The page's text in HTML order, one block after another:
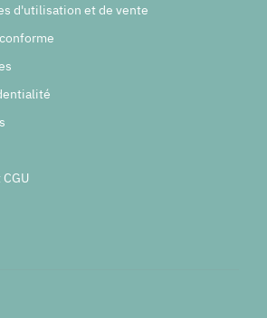
d'utilisation et de vente